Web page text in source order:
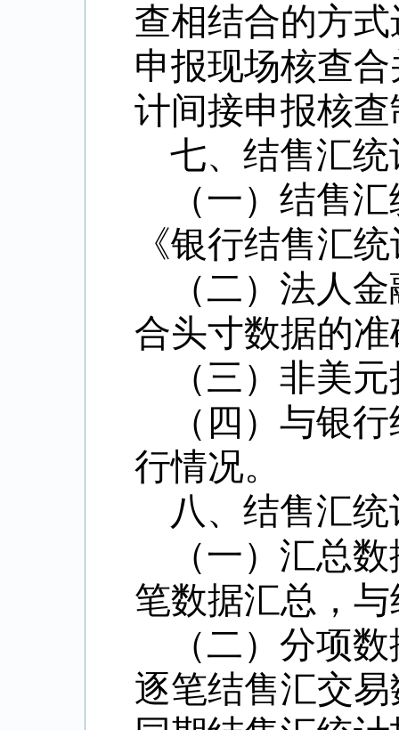
查相结合的方
申报现场核查
计间接申报核
七、结售汇
（一）结售
《银行结售汇
（二）法人
合头寸数据的
（三）非美
（四）与银
行情况。
八、结售汇
（一）汇总
笔数据汇总，
（二）分项
逐笔结售汇交